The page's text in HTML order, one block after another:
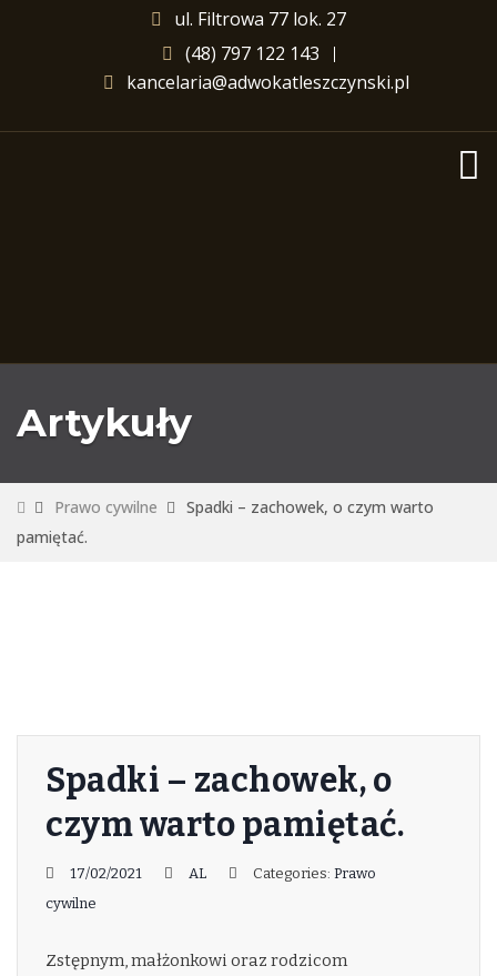
ul. Filtrowa 77 lok. 27
(48) 797 122 143
kancelaria@adwokatleszczynski.pl
Artykuły
Prawo cywilne
Spadki – zachowek, o czym warto
pamiętać.
Spadki – zachowek, o
czym warto pamiętać.
17/02/2021 AL Categories: Prawo
cywilne
Zstępnym, małżonkowi oraz rodzicom